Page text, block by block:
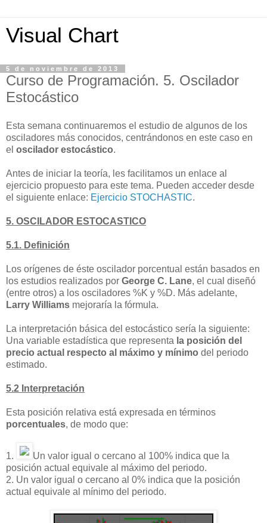
Visual Chart
5 de noviembre de 2013
Curso de Programación. 5. Oscilador
Estocástico
Esta semana continuaremos el estudio de algunos de los
osciladores más conocidos, centrándonos en este caso en
el oscilador estocástico.
Antes de iniciar la teoría, les facilitamos un enlace al
ejercicio propuesto para este tema. Pueden acceder desde
el siguiente enlace: Ejercicio STOCHASTIC.
5. OSCILADOR ESTOCASTICO
5.1. Definición
Los orígenes de éste oscilador porcentual están basados en
los estudios realizados por George C. Lane, el cual diseñó
(entre otros) a los osciladores %K y %D. Más adelante,
Larry Williams mejoraría la fórmula.
La interpretación básica del estocástico sería la siguiente:
Una variable estadística que representa la posición del
precio actual respecto al máximo y mínimo del periodo
estimado.
5.2 Interpretación
Esta posición relativa está expresada en términos
porcentuales, de modo que:
1.
Un valor igual o cercano al 100% indica que la
posición actual equivale al máximo del periodo.
2. Un valor igual o cercano al 0% indica que la posición
actual equivale al mínimo del periodo.